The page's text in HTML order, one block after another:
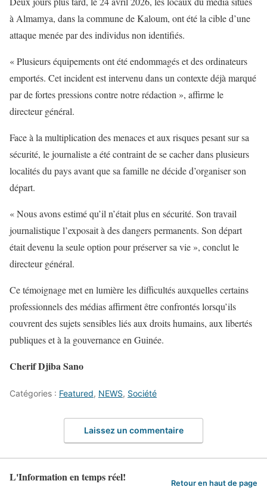
à Almamya, dans la commune de Kaloum, ont été la cible d’une
attaque menée par des individus non identifiés.
« Plusieurs équipements ont été endommagés et des ordinateurs
emportés. Cet incident est intervenu dans un contexte déjà marqué
par de fortes pressions contre notre rédaction », affirme le
directeur général.
Face à la multiplication des menaces et aux risques pesant sur sa
sécurité, le journaliste a été contraint de se cacher dans plusieurs
localités du pays avant que sa famille ne décide d’organiser son
départ.
« Nous avons estimé qu’il n’était plus en sécurité. Son travail
journalistique l’exposait à des dangers permanents. Son départ
était devenu la seule option pour préserver sa vie », conclut le
directeur général.
Ce témoignage met en lumière les difficultés auxquelles certains
professionnels des médias affirment être confrontés lorsqu’ils
couvrent des sujets sensibles liés aux droits humains, aux libertés
publiques et à la gouvernance en Guinée.
Cherif Djiba Sano
Catégories : Featured, NEWS, Société
Laissez un commentaire
L'Information en temps réel! Retour en haut de page